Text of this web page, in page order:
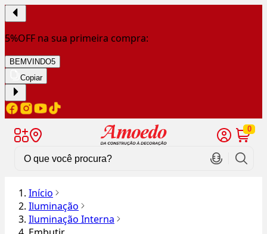
5%OFF na sua primeira compra:
BEMVINDO5
Copiar
0
Início
Iluminação
Iluminação Interna